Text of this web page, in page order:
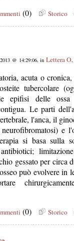
(0) Storico
@ 14:29:06, in Lettera O,
acuta o
tubercolare
epifisi delle
Le parti
l'anca, il
e
si basa sulla
gessato per circa
può evolvere in
(0) Storico